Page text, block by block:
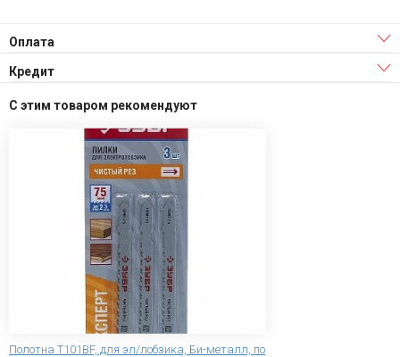
Оплата
Кредит
С этим товаром рекомендуют
Полотна T101BF, для эл/лобзика, Би-металл, по